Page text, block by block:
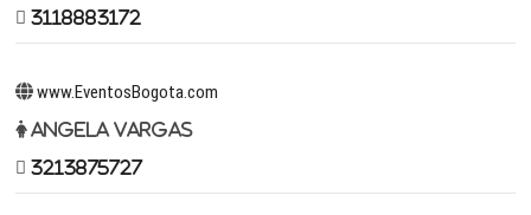
3118883172
www.EventosBogota.com
Angela Vargas
3213875727